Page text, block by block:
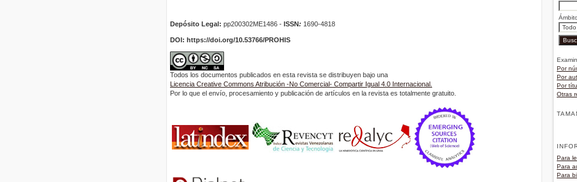
Por
Por
Por
Otras
Para
Para
Para
Depósito Legal: pp200302ME1486 - ISSN: 1690-4818
DOI: https://doi.org/10.53766/PROHIS
Todos los documentos publicados en esta revista se distribuyen bajo una
Licencia Creative Commons Atribución -No Comercial- Compartir Igual 4.0 Internacional.
Por lo que el envío, procesamiento y publicación de artículos en la revista es totalmente gratuito.